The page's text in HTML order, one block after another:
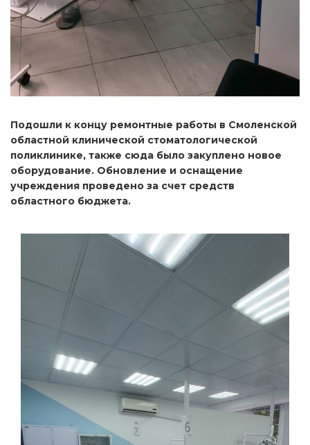
Подошли к концу ремонтные работы в Смоленской
областной клинической стоматологической
поликлинике, также сюда было закуплено новое
оборудование. Обновление и оснащение
учреждения проведено за счет средств
областного бюджета.